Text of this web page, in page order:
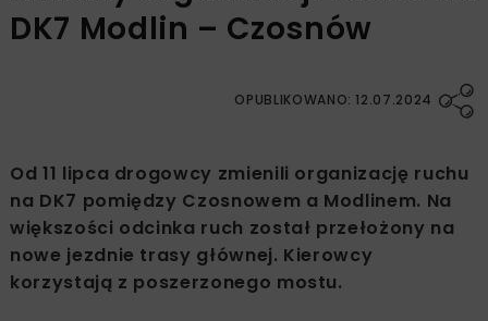
DK7 Modlin – Czosnów
OPUBLIKOWANO: 12.07.2024
Od 11 lipca drogowcy zmienili organizację ruchu
na DK7 pomiędzy Czosnowem a Modlinem. Na
większości odcinka ruch został przełożony na
nowe jezdnie trasy głównej. Kierowcy
korzystają z poszerzonego mostu.